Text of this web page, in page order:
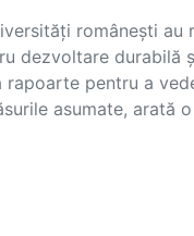
românești au
dezvoltare durabilă
rapoarte pentru a
asumate, arată o